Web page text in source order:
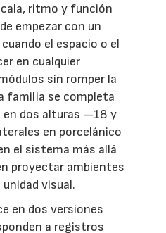
ritmo y función
empezar con un
el espacio o el
en cualquier
sin romper la
familia se completa
en dos alturas —18 y
en porcelánico
el sistema más allá
proyectar ambientes
visual.
en dos versiones
a registros